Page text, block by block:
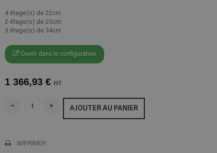
4 étage(s) de 22cm
2 étage(s) de 25cm
3 étage(s) de 34cm
Ouvrir dans le configurateur
1 366,93 € HT
AJOUTER AU PANIER
IMPRIMER